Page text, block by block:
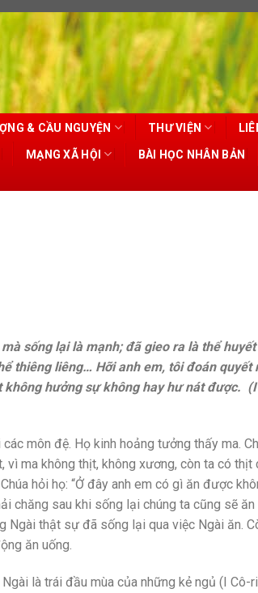
& CẦU NGUYỆN THƯ VIỆN
MẠNG XÃ HỘI BÀI HỌC NHÂN BẢN
sống lại là mạnh; đã gieo ra là thể
thiêng liêng… Hỡi anh em, tôi đoán quyết
hưởng sự không hay hư nát được.
môn đệ. Họ kinh hoảng tưởng thấy ma.
vì ma không thịt, không xương, còn ta có thịt
hỏi họ: “Ở đây anh em có gì ăn được
chăng sau khi sống lại chúng ta cũng sẽ
Ngài thật sự đã sống lại qua việc Ngài ăn.
ăn uống.
là trái đầu mùa của những kẻ ngủ (I Cô-